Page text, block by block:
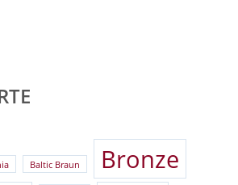
Baltic Braun Bronze